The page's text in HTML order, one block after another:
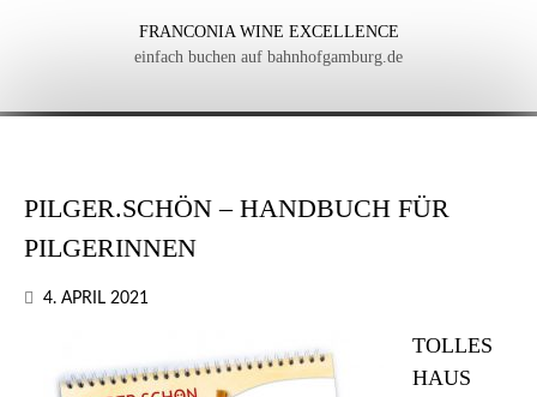
FRANCONIA WINE EXCELLENCE
einfach buchen auf bahnhofgamburg.de
PILGER.SCHÖN – HANDBUCH FÜR
PILGERINNEN
4. APRIL 2021
TOLLES
HAUS